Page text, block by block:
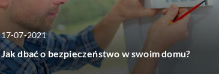
17-07-2021
Jak dbać o bezpieczeństwo w swoim domu?